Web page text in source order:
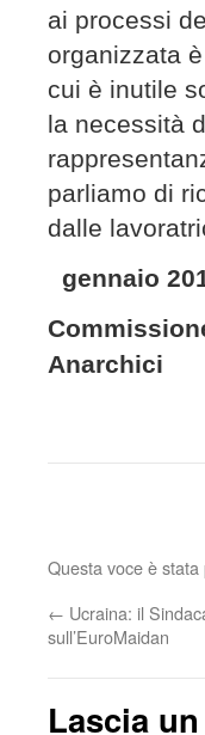
ai processi
organizzata
cui è inutile
la necessità
parliamo di
dalle
gennaio
Anarchici
Questa voce è stata
← Ucraina: il
sull’EuroMaidan
Lascia